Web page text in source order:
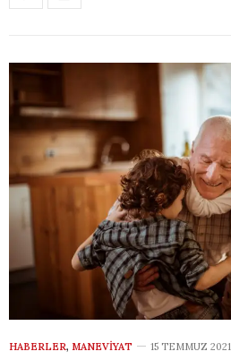
HABERLER, MANEVIYAT 15 TEMMUZ 2021